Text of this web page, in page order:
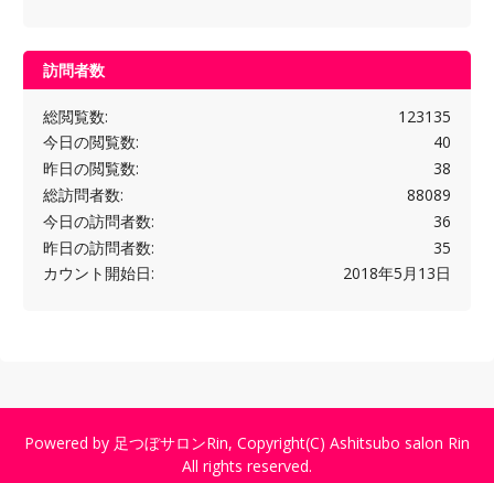
訪問者数
123135
総閲覧数:
40
今日の閲覧数:
38
昨日の閲覧数:
88089
総訪問者数:
36
今日の訪問者数:
35
昨日の訪問者数:
2018年5月13日
カウント開始日:
Powered by 足つぼサロンRin, Copyright(C) Ashitsubo salon Rin
All rights reserved.